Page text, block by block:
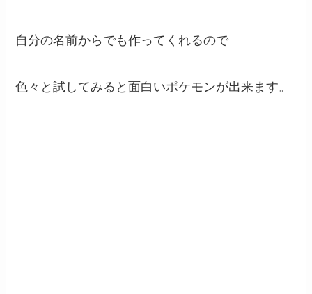
自分の名前からでも作ってくれるので
色々と試してみると面白いポケモンが出来ます。